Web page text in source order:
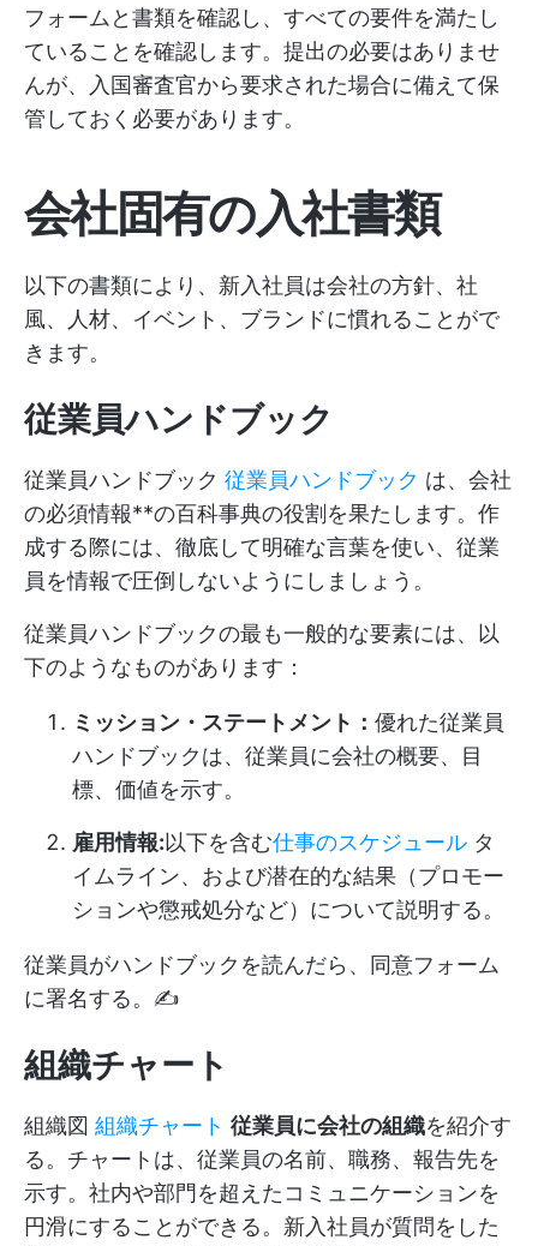
フォームと書類を確認し、すべての要件を満たし
ていることを確認します。提出の必要はありませ
んが、入国審査官から要求された場合に備えて保
管しておく必要があります。
会社固有の入社書類
以下の書類により、新入社員は会社の方針、社
風、人材、イベント、ブランドに慣れることがで
きます。
従業員ハンドブック
従業員ハンドブック 従業員ハンドブック は、会社
の必須情報**の百科事典の役割を果たします。作
成する際には、徹底して明確な言葉を使い、従業
員を情報で圧倒しないようにしましょう。
従業員ハンドブックの最も一般的な要素には、以
下のようなものがあります：
ミッション・ステートメント： 優れた従業員
ハンドブックは、従業員に会社の概要、目
標、価値を示す。
雇用情報:以下を含む仕事のスケジュール タ
イムライン、および潜在的な結果（プロモー
ションや懲戒処分など）について説明する。
従業員がハンドブックを読んだら、同意フォーム
に署名する。✍️
組織チャート
組織図 組織チャート 従業員に会社の組織を紹介す
る。チャートは、従業員の名前、職務、報告先を
示す。社内や部門を超えたコミュニケーションを
円滑にすることができる。新入社員が質問をした